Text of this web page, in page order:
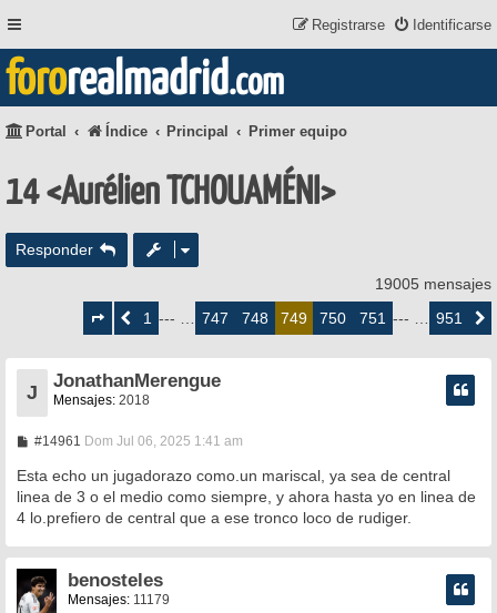
Identificarse
Registrarse
fororealmadrid.com
Portal Índice Principal Primer equipo
14 <Aurélien TCHOUAMÉNI>
Responder
19005 mensajes
deAnterior1 --- … 747 748 749 750 751 --- … 951
J
JonathanMerengue
Mensajes: 2018
#14961 M
n
s
a
j
Dom Jul 06, 2025 1:41 am
Esta echo un jugadorazo como.un mariscal, ya sea de central
linea de 3 o el medio como siempre, y ahora hasta yo en linea de
4 lo.prefiero de central que a ese tronco loco de rudiger.
benosteles
Mensajes: 11179